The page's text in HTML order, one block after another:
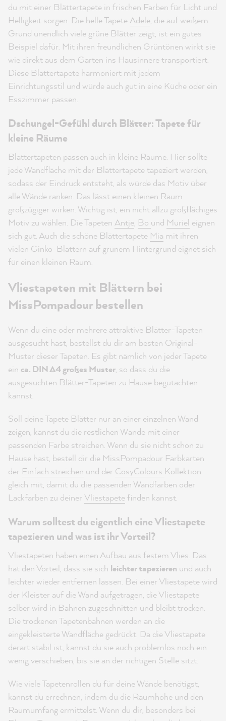
du mit einer Blättertapete in frischen Farben für Licht und
Helligkeit sorgen. Die helle Tapete Adele , die auf weißem
Grund unendlich viele grüne Blätter zeigt, ist ein gutes
Beispiel dafür. Mit ihren freundlichen Grüntönen wirkt sie
wie direkt aus dem Garten ins Hausinnere transportiert.
Diese Blättertapete harmoniert mit jedem
Einrichtungsstil und würde auch gut in eine Küche oder ein
Esszimmer passen.
Dschungel-Gefühl durch Blätter: Tapete für
kleine Räume
Blättertapeten passen auch in kleine Räume. Hier sollte
jede Wandfläche mit der Blättertapete tapeziert werden,
sodass der Eindruck entsteht, als würde das Motiv über
alle Wände ranken. Das lässt einen kleinen Raum
großzügiger wirken. Wichtig ist, ein nicht allzu großflächiges
Motiv zu wählen. Die Tapeten Antje Bo und Muriel eignen
sich gut. Auch die schöne Blättertapete Mia mit ihren
vielen Ginko-Blättern auf grünem Hintergrund eignet sich
für einen kleinen Raum.
Vliestapeten mit Blättern bei
MissPompadour bestellen
Wenn du eine oder mehrere attraktive Blätter-Tapeten
ausgesucht hast, bestellst du dir am besten Original-
Muster dieser Tapeten. Es gibt nämlich von jeder Tapete
ein ca. DIN A4 großes Muster , so dass du die
ausgesuchten Blätter-Tapeten zu Hause begutachten
kannst.
Soll deine Tapete Blätter nur an einer einzelnen Wand
zeigen, kannst du die restlichen Wände mit einer
passenden Farbe streichen. Wenn du sie nicht schon zu
Hause hast, bestell dir die MissPompadour Farbkarten
der Einfach streichen und der CosyColours Kollektion
gleich mit, damit du die passenden Wandfarben oder
Lackfarben zu deiner Vliestapetefinden kannst.
Warum solltest du eigentlich eine Vliestapete
tapezieren und was ist ihr Vorteil?
Vliestapeten haben einen Aufbau aus festem Vlies. Das
hat den Vorteil, dass sie sich leichter tapezieren und auch
leichter wieder entfernen lassen. Bei einer Vliestapete wird
der Kleister auf die Wand aufgetragen, die Vliestapete
selber wird in Bahnen zugeschnitten und bleibt trocken.
Die trockenen Tapetenbahnen werden an die
eingekleisterte Wandfläche gedrückt. Da die Vliestapete
derart stabil ist, kannst du sie auch problemlos noch ein
wenig verschieben, bis sie an der richtigen Stelle sitzt.
Wie viele Tapetenrollen du für deine Wände benötigst,
kannst du errechnen, indem du die Raumhöhe und den
Raumumfang ermittelst. Wenn du dir, besonders bei